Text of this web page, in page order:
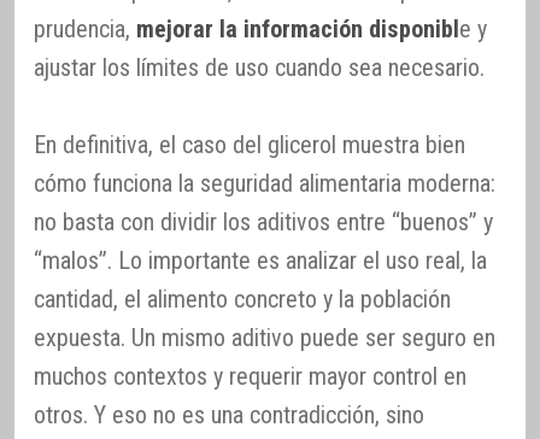
prudencia, mejorar la información disponible y
ajustar los límites de uso cuando sea necesario.
En definitiva, el caso del glicerol muestra bien
cómo funciona la seguridad alimentaria moderna:
no basta con dividir los aditivos entre “buenos” y
“malos”. Lo importante es analizar el uso real, la
cantidad, el alimento concreto y la población
expuesta. Un mismo aditivo puede ser seguro en
muchos contextos y requerir mayor control en
otros. Y eso no es una contradicción, sino